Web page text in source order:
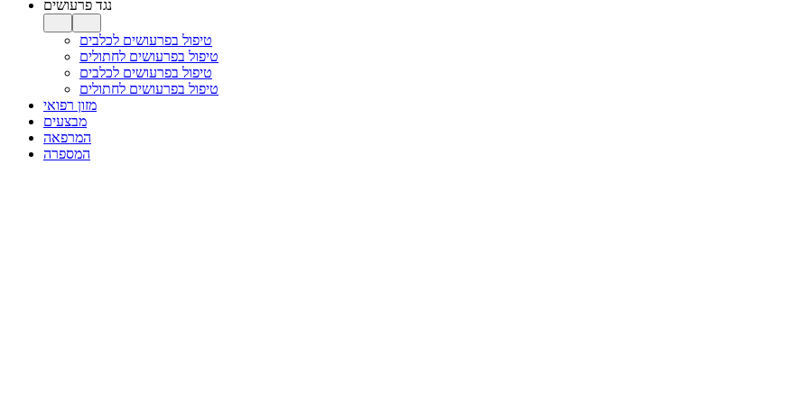
נגד פרעושים
טיפול בפרעושים לכלבים
טיפול בפרעושים לחתולים
טיפול בפרעושים לכלבים
טיפול בפרעושים לחתולים
מזון רפואי
מבצעים
המרפאה
המספרה